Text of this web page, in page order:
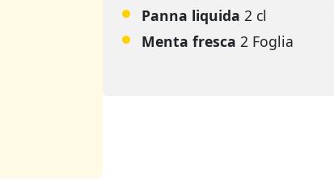
Panna liquida 2 cl
Menta fresca 2 Foglia